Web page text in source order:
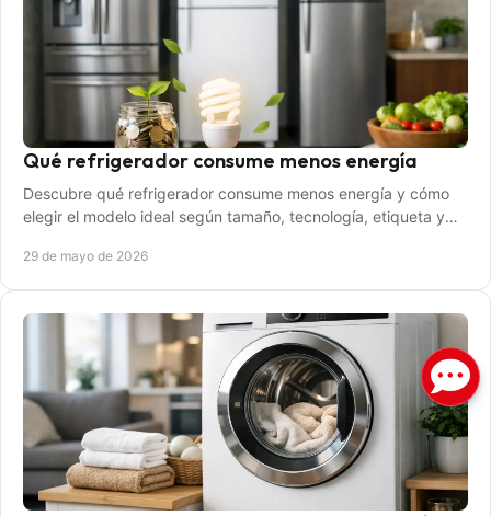
Qué refrigerador consume menos energía
Descubre qué refrigerador consume menos energía y cómo
elegir el modelo ideal según tamaño, tecnología, etiqueta y
29 de mayo de 2026